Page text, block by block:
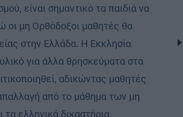
είναι σημαντικό τα παιδιά να
οι μη Ορθόδοξοι μαθητές θα
στην Ελλάδα. Η Εκκλησία
για άλλα θρησκεύματα στα
αδικώντας μαθητές
από το μάθημα των μη
ελληνικά δικαστήρια.